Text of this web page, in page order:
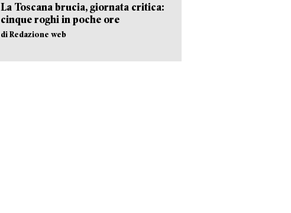
La Toscana brucia, giornata critica:
cinque roghi in poche ore
di Redazione web